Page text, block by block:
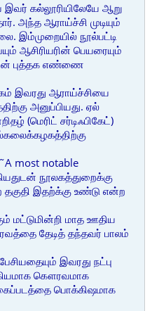
இவர் கல்லூரியிலேயே ஆறு
அந்த ஆராய்ச்சி முடியும்
இம்முறையில் நூல்பட்டி
ஆசிரியரின் பெயரையும்
புத்தக எண்ணை
இவரது ஆராய்ச்சியை
அனுப்பியது. ஏல்
(மெரிட் சர்டிஃபிகேட்)
most notable
நூலகத்துறைக்கு
தகுதி இதற்க்கு உண்டு என்ற
மட்டுமின்றி மாத ஊதிய
தேடித் தந்தவர் பாலம்
இவரது நட்பு
கௌரவமாக
பொக்கிஷமாக